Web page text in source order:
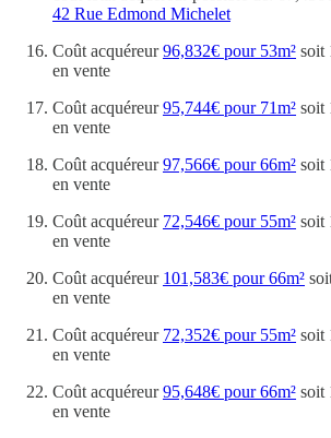
42 Rue Edmond Michelet
Coût acquéreur96,832€ pour 53m² soit
en vente
Coût acquéreur95,744€ pour 71m² soit
en vente
Coût acquéreur97,566€ pour 66m² soit
en vente
Coût acquéreur 72,546€ pour 55m² soit
en vente
Coût acquéreur 101,583€ pour 66m²
en vente
Coût acquéreur 72,352€ pour 55m² soit
en vente
Coût acquéreur95,648€ pour 66m² soit
en vente